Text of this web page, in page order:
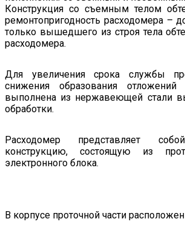
Конструкция со съемным телом
ремонтопригодность расходомера –
только вышедшего из строя тела
расходомера.
Для увеличения срока службы
снижения образования отложений
выполнена из нержавеющей стали
обработки.
Расходомер представляет
конструкцию, состоящую из
электронного блока.
В корпусе проточной части